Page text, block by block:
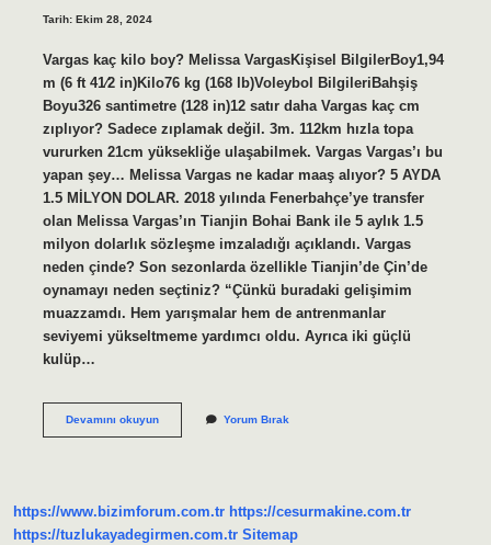
Tarih: Ekim 28, 2024
Vargas kaç kilo boy? Melissa VargasKişisel BilgilerBoy1,94
m (6 ft 41⁄2 in)Kilo76 kg (168 lb)Voleybol BilgileriBahşiş
Boyu326 santimetre (128 in)12 satır daha Vargas kaç cm
zıplıyor? Sadece zıplamak değil. 3m. 112km hızla topa
vururken 21cm yüksekliğe ulaşabilmek. Vargas Vargas’ı bu
yapan şey… Melissa Vargas ne kadar maaş alıyor? 5 AYDA
1.5 MİLYON DOLAR. 2018 yılında Fenerbahçe’ye transfer
olan Melissa Vargas’ın Tianjin Bohai Bank ile 5 aylık 1.5
milyon dolarlık sözleşme imzaladığı açıklandı. Vargas
neden çinde? Son sezonlarda özellikle Tianjin’de Çin’de
oynamayı neden seçtiniz? “Çünkü buradaki gelişimim
muazzamdı. Hem yarışmalar hem de antrenmanlar
seviyemi yükseltmeme yardımcı oldu. Ayrıca iki güçlü
kulüp…
Devamını okuyunVargas
Yorum Bırak
https://www.bizimforum.com.tr https://cesurmakine.com.tr
https://tuzlukayadegirmen.com.tr Sitemap